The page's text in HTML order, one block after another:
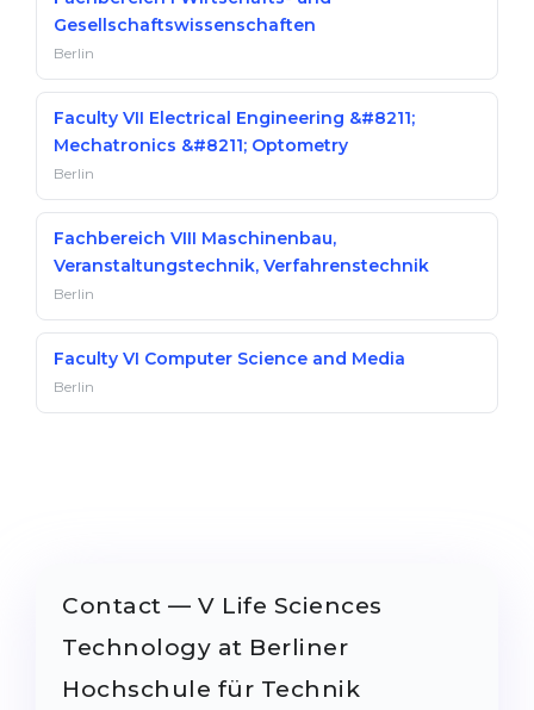
Gesellschaftswissenschaften
Berlin
Faculty VII Electrical Engineering &#8211;
Mechatronics &#8211; Optometry
Berlin
Fachbereich VIII Maschinenbau,
Veranstaltungstechnik, Verfahrenstechnik
Berlin
Faculty VI Computer Science and Media
Berlin
Contact — V Life Sciences
Technology at Berliner
Hochschule für Technik